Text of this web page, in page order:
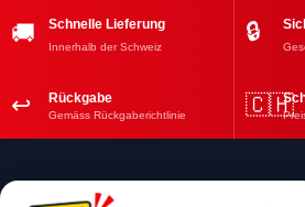
🚚 Schnelle Lieferung
Innerhalb der Schweiz
🔒
↩ Rückgabe
Gemäss Rückgaberichtlinie 🇨🇭